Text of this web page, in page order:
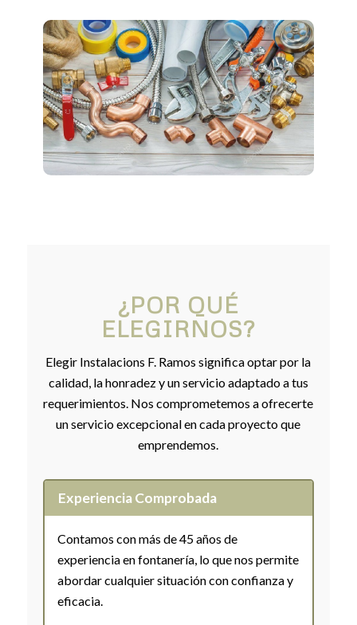
¿POR QUÉ
ELEGIRNOS?
Elegir Instalacions F. Ramos significa optar por la
calidad, la honradez y un servicio adaptado a tus
requerimientos. Nos comprometemos a ofrecerte
un servicio excepcional en cada proyecto que
emprendemos.
Experiencia Comprobada
Contamos con más de 45 años de
experiencia en fontanería, lo que nos permite
abordar cualquier situación con confianza y
eficacia.